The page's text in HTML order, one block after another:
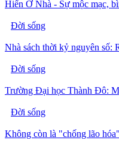
Hiển Ở Nhà - Sự mộc mạc,
Đời sống
Nhà sách thời kỷ nguyên số:
Đời sống
Trường Đại học Thành Đô:
Đời sống
Không còn là "chống lão